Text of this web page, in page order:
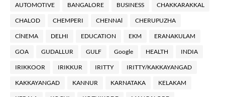
AUTOMOTIVE BANGALORE BUSINESS CHAKKARAKKAL
CHALOD CHEMPERI CHENNAl CHERUPUZHA
ClNEMA DELHI EDUCATION EKM ERANAKULAM
GOA GUDALLUR GULF Google HEALTH INDIA
IRIKKOOR IRIKKUR IRITTY IRITTY/KAKKAYANGAD
KAKKAYANGAD KANNUR KARNATAKA KELAKAM